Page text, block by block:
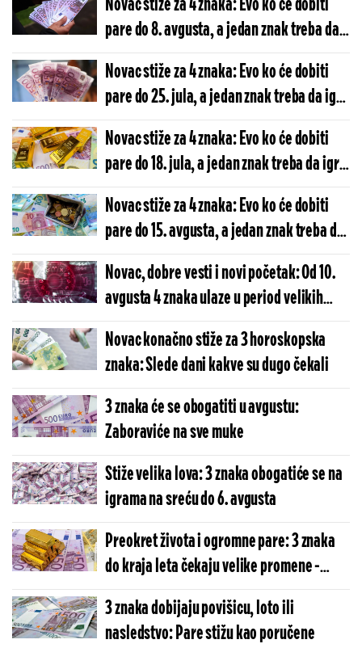
Novac stiže za 4 znaka: Evo ko će dobiti
pare do 8. avgusta, a jedan znak treba da
igra igre na sreću
Novac stiže za 4 znaka: Evo ko će dobiti
pare do 25. jula, a jedan znak treba da igra
igre na sreću
Novac stiže za 4 znaka: Evo ko će dobiti
pare do 18. jula, a jedan znak treba da igra
igre na sreću
Novac stiže za 4 znaka: Evo ko će dobiti
pare do 15. avgusta, a jedan znak treba da
igra igre na sreću
Novac, dobre vesti i novi početak: Od 10.
avgusta 4 znaka ulaze u period velikih
preokreta
Novac konačno stiže za 3 horoskopska
znaka: Slede dani kakve su dugo čekali
3 znaka će se obogatiti u avgustu:
Zaboraviće na sve muke
Stiže velika lova: 3 znaka obogatiće se na
igrama na sreću do 6. avgusta
Preokret života i ogromne pare: 3 znaka
do kraja leta čekaju velike promene -
zaboraviće na muke
3 znaka dobijaju povišicu, loto ili
nasledstvo: Pare stižu kao poručene